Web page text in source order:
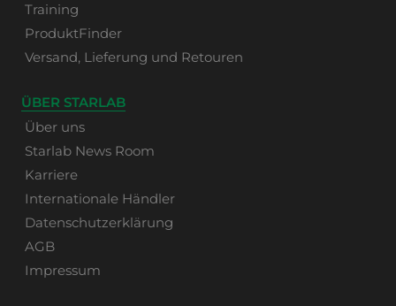
Training
ProduktFinder
Versand, Lieferung und Retouren
ÜBER STARLAB
Über uns
Starlab News Room
Karriere
Internationale Händler
Datenschutzerklärung
AGB
Impressum